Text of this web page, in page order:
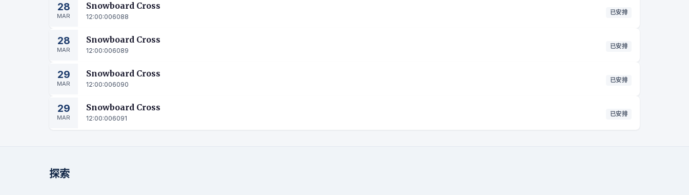
28
MAR
Snowboard Cross
12:00:006088
已安排
28
MAR
Snowboard Cross
12:00:006089
已安排
29
MAR
Snowboard Cross
12:00:006090
已安排
29
MAR
Snowboard Cross
12:00:006091
已安排
探索